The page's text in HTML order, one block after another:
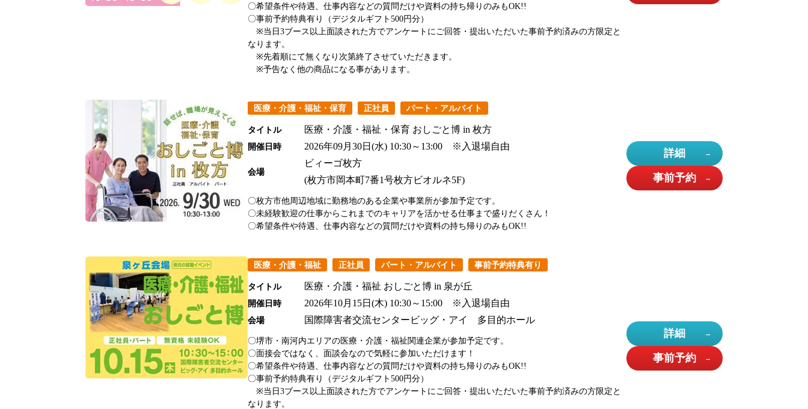
〇希望条件や待遇、仕事内容などの質問だけや資料の持ち帰りのみもOK!!
〇事前予約特典有り（デジタルギフト500円分）
※当日3ブース以上面談された方でアンケートにご回答・提出いただいた事前予約済みの方限定と
なります。
※先着順にて無くなり次第終了させていただきます。
※予告なく他の商品になる事があります。
医療・介護・福祉・保育 正社員 パート・アルバイト
タイトル 医療・介護・福祉・保育 おしごと博 in 枚方
開催日時 2026年09月30日(水) 10:30～13:00 ※入退場自由
会場
ビィーゴ枚方
(枚方市岡本町7番1号枚方ビオルネ5F)
〇枚方市他周辺地域に勤務地のある企業や事業所が参加予定です。
〇未経験歓迎の仕事からこれまでのキャリアを活かせる仕事まで盛りだくさん！
〇希望条件や待遇、仕事内容などの質問だけや資料の持ち帰りのみもOK!!
詳細
事前予約
医療・介護・福祉 正社員 パート・アルバイト 事前予約特典有り
タイトル 医療・介護・福祉 おしごと博 in 泉が丘
開催日時 2026年10月15日(木) 10:30～15:00 ※入退場自由
会場 国際障害者交流センタービッグ・アイ 多目的ホール
〇堺市・南河内エリアの医療・介護・福祉関連企業が参加予定です。
〇面接会ではなく、面談会なので気軽に参加いただけます！
〇希望条件や待遇、仕事内容などの質問だけや資料の持ち帰りのみもOK!!
〇事前予約特典有り（デジタルギフト500円分）
※当日3ブース以上面談された方でアンケートにご回答・提出いただいた事前予約済みの方限定と
なります。
詳細
事前予約